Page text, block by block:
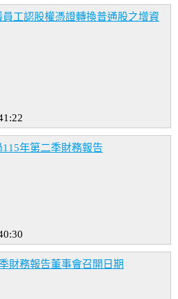
工認股權憑證轉換普通股之增資
年第二季財務報告
財務報告董事會召開日期